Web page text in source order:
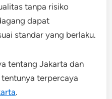
tanpa risiko
dapat
standar yang berlaku.
tentang Jakarta dan
terpercaya
.